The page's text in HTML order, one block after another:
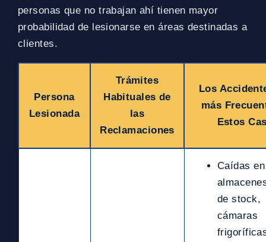
personas que no trabajan ahí tienen mayor
probabilidad de lesionarse en áreas destinadas a
clientes.
Persona
Lesionada
Trámites
Habituales de
las
Reclamaciones
Los
más
Estos
Caídas en
de stock,
cámaras